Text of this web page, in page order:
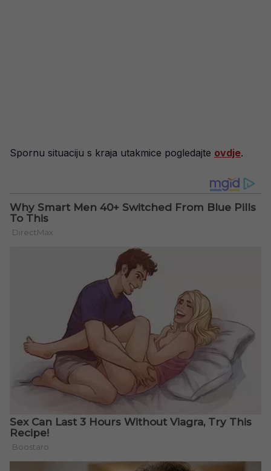
Spornu situaciju s kraja utakmice pogledajte ovdje.